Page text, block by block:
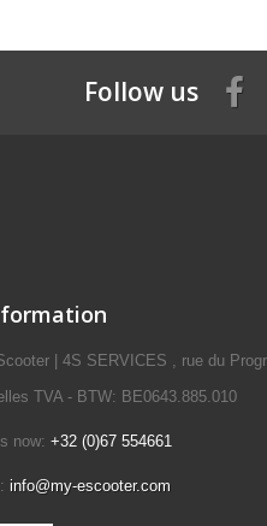
Follow us
| 4S SERVICES , rue du
TVA - BTW: BE0643.885.010
now: +32 (0)67 554661
info@my-escooter.com